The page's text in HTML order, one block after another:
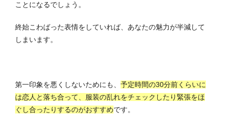
ことになるでしょう。
終始こわばった表情をしていれば、あなたの魅力が半減して
しまいます。
第一印象を悪くしないためにも、 予定時間の30分前くらいに
は恋人と落ち合って、服装の乱れをチェックしたり緊張をほ
ぐし合ったりするのがおすすめです。